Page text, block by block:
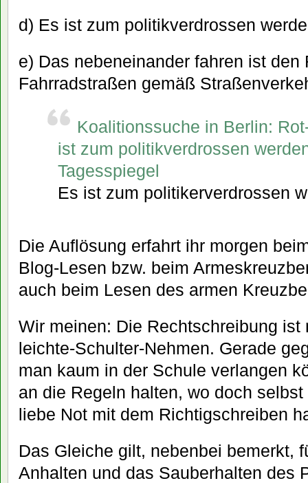
d) Es ist zum politikverdrossen
e) Das nebeneinander fahren ist den
Fahrradstraßen gemäß
Koalitionssuche in Berlin:
ist zum politikverdrossen
Tagesspiegel
Es ist zum politikerverdrossen
Die Auflösung erfahrt ihr morgen
Blog-Lesen bzw. beim
auch beim Lesen des armen
Wir meinen: Die Rechtschreibung ist
leichte-Schulter-Nehmen. Gerade
man kaum in der Schule verlangen
an die Regeln halten, wo doch
liebe Not mit dem Richtigschreiben
Das Gleiche gilt, nebenbei bemerkt,
Anhalten und das Sauberhalten des